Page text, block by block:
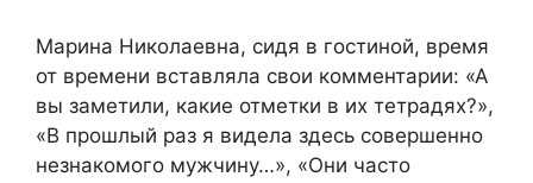
Марина Николаевна, сидя в гостиной, время
от времени вставляла свои комментарии: «А
вы заметили, какие отметки в их тетрадях?»,
«В прошлый раз я видела здесь совершенно
незнакомого мужчину…», «Они часто